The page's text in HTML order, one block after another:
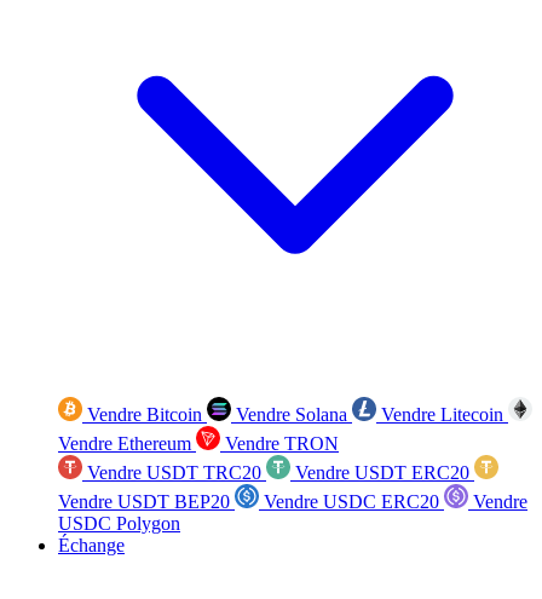
Vendre Bitcoin Vendre Solana
Vendre Litecoin
Vendre Ethereum
Vendre TRON
Vendre USDT TRC20
Vendre USDT ERC20
Vendre USDT BEP20
Vendre USDC ERC20
Vendre
USDC Polygon
Échange